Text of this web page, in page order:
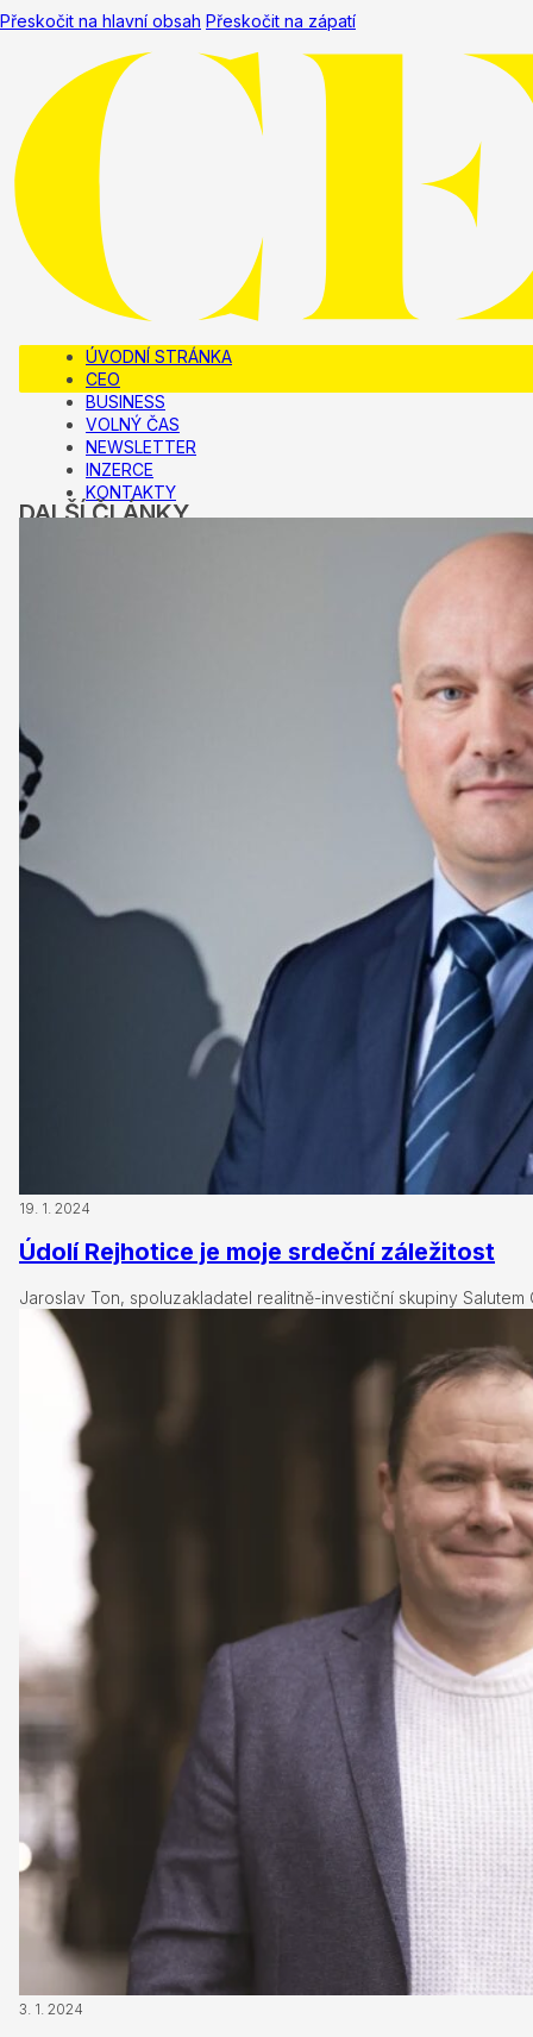
Přeskočit na hlavní obsah Přeskočit na zápatí
ÚVODNÍ STRÁNKA
CEO
BUSINESS
VOLNÝ ČAS
NEWSLETTER
INZERCE
KONTAKTY
DALŠÍ ČLÁNKY
19. 1. 2024
Údolí Rejhotice je moje srdeční záležitost
Jaroslav Ton, spoluzakladatel realitně-investiční skupiny
3. 1. 2024